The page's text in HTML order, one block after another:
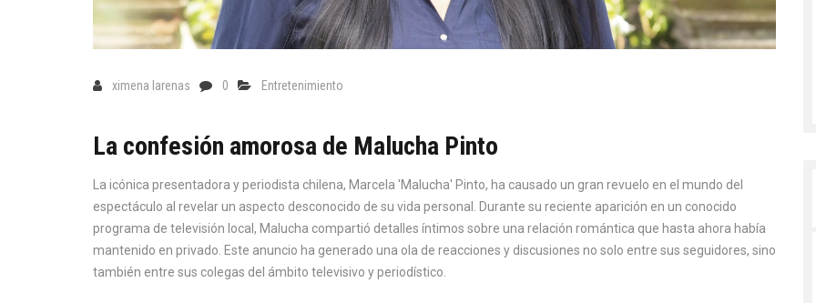
ximena larenas 0 Entretenimiento
La confesión amorosa de Malucha Pinto
La icónica presentadora y periodista chilena, Marcela 'Malucha' Pinto, ha causado un gran revuelo en el mundo del
espectáculo al revelar un aspecto desconocido de su vida personal. Durante su reciente aparición en un conocido
programa de televisión local, Malucha compartió detalles íntimos sobre una relación romántica que hasta ahora había
mantenido en privado. Este anuncio ha generado una ola de reacciones y discusiones no solo entre sus seguidores, sino
también entre sus colegas del ámbito televisivo y periodístico.